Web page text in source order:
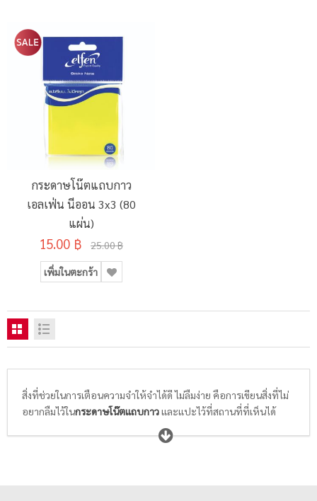
กระดาษโน๊ตแถบกาว
เอลเฟ่น นีออน 3x3 (80
แผ่น)
15.00 ฿ 25.00 ฿
เพิ่มในตะกร้า
สิ่งที่ช่วยในการเตือนความจำให้จำได้ดี ไม่ลืมง่าย คือการเขียนสิ่งที่ไม่
อยากลืมไว้ในกระดาษโน๊ตแถบกาวและแปะไว้ที่สถานที่ที่เห็นได้
ชัดเจน เช่น ตามโต๊ะทำงาน ผนังห้องประชุม หรือบนสมุดบันทึกส่วน
ตัว และหากต้องการจะย้ำเตือนสิ่งที่จดไว้ในสมุดบันทึกเล่มโปรดก็